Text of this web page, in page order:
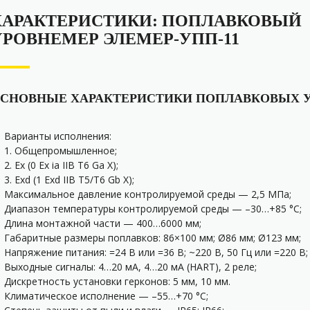
ПОПЛАВКОВЫЙ
ЭЛЕМЕР-УПП-11
ХАРАКТЕРИСТИКИ ПОПЛАВКОВЫХ
Варианты исполнения:
1. Общепромышленное;
2. Ex (0 Ex ia IIB T6 Ga X);
3. Exd (1 Exd IIB Т5/T6 Gb X);
Максимальное давление контролируемой среды — 2,5 МПа;
Диапазон температуры контролируемой среды — –30…+85 °С;
Длина монтажной части — 400…6000 мм;
Габаритные размеры поплавков: 86×100 мм; Ø86 мм; Ø123 мм;
Напряжение питания: =24 В или =36 В; ~220 В, 50 Гц или =220 В;
Выходные сигналы: 4…20 мА, 4…20 мА (HART), 2 реле;
Дискретность установки герконов: 5 мм, 10 мм.
Климатическое исполнение — –55…+70 °С;